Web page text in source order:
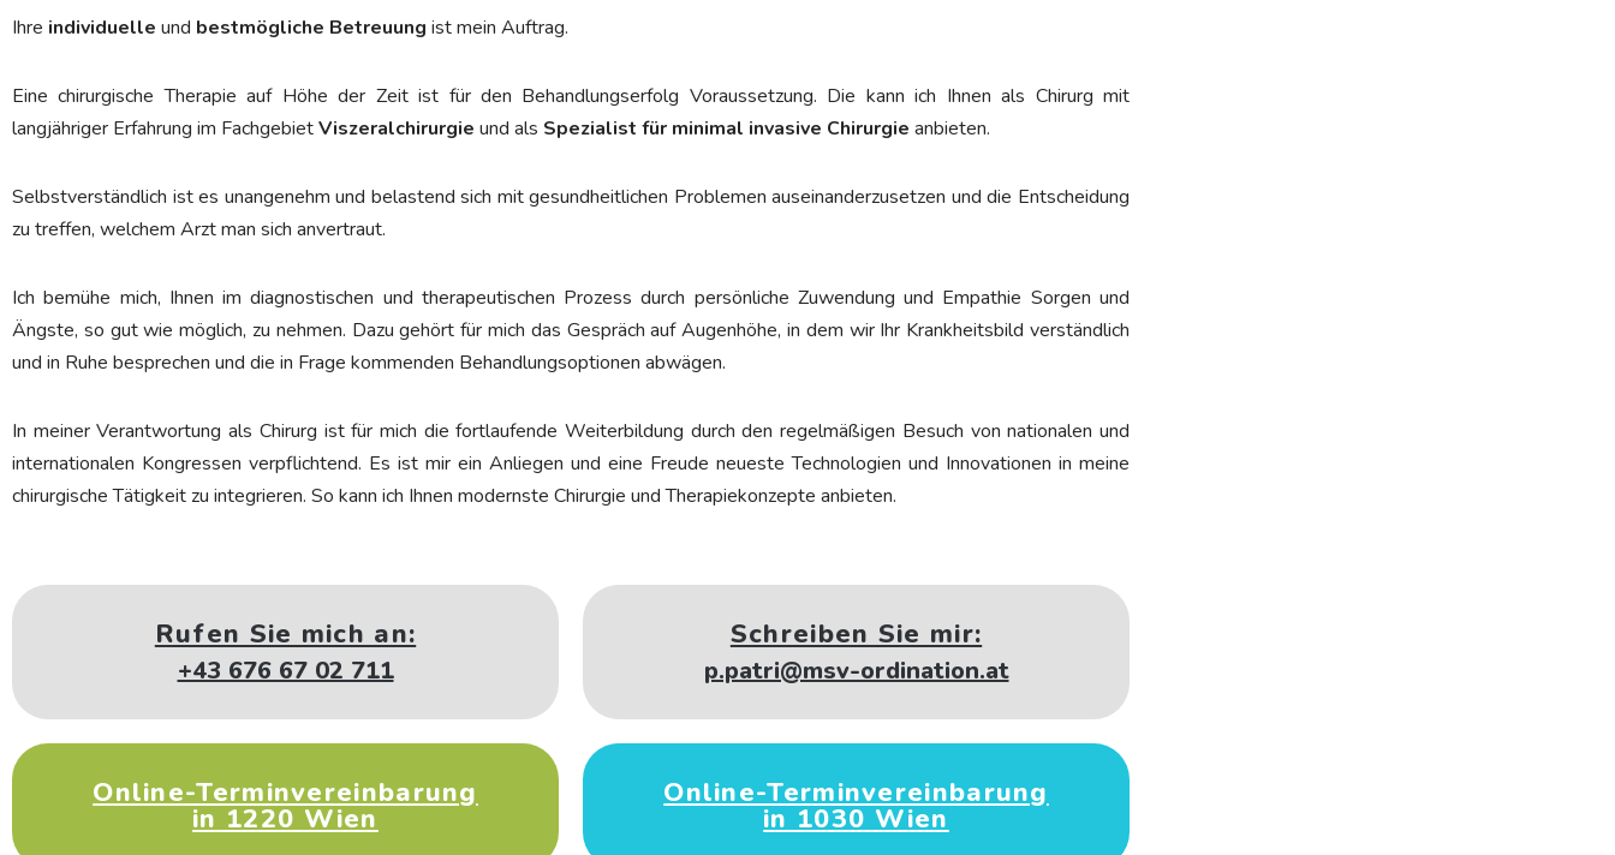
Ihre individuelle und bestmögliche Betreuung ist mein Auftrag.
Eine chirurgische Therapie auf Höhe der Zeit ist für den Behandlungserfolg Voraussetzung. Die kann ich Ihnen als Chirurg mit
langjähriger Erfahrung im FachgebietViszeralchirurgie und als Spezialist für minimal invasive Chirurgie anbieten.
Selbstverständlich ist es unangenehm und belastend sich mit gesundheitlichen Problemen auseinanderzusetzen und die Entscheidung
zu treffen, welchem Arzt man sich anvertraut.
Ich bemühe mich, Ihnen im diagnostischen und therapeutischen Prozess durch persönliche Zuwendung und Empathie Sorgen und
Ängste, so gut wie möglich, zu nehmen. Dazu gehört für mich das Gespräch auf Augenhöhe, in dem wir Ihr Krankheitsbild verständlich
und in Ruhe besprechen und die in Frage kommenden Behandlungsoptionen abwägen.
In meiner Verantwortung als Chirurg ist für mich die fortlaufende Weiterbildung durch den regelmäßigen Besuch von nationalen und
internationalen Kongressen verpflichtend. Es ist mir ein Anliegen und eine Freude neueste Technologien und Innovationen in meine
chirurgische Tätigkeit zu integrieren. So kann ich Ihnen modernste Chirurgie und Therapiekonzepte anbieten.
Rufen Sie mich an:
+43 676 67 02 711
Schreiben Sie mir:
p.patri@msv-ordination.at
Online-Terminvereinbarung
in 1220 Wien
Online-Terminvereinbarung
in 1030 Wien